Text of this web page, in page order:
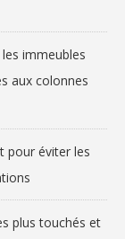
immeubles
aux colonnes
pour éviter les
plus touchés et